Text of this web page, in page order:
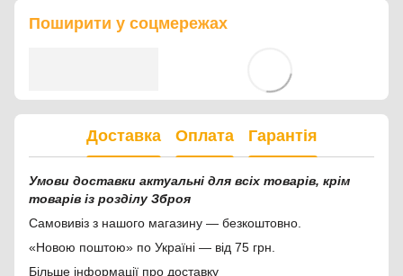
Поширити у соцмережах
Доставка Оплата Гарантія
Умови доставки актуальні для всіх товарів, крім
товарів із розділу Зброя
Самовивіз з нашого магазину — безкоштовно.
«Новою поштою» по Україні — від 75 грн.
Більше інформації про доставку